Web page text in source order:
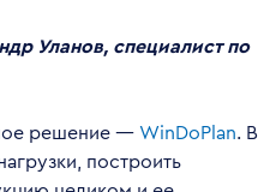
Уланов, специалист по
решение — WinDoPlan. В
построить